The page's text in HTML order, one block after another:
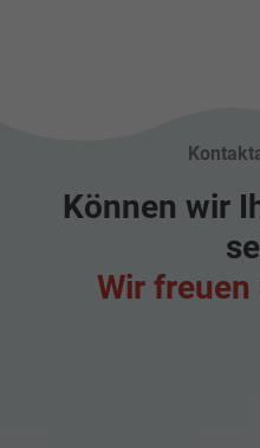
Können wir
Wir freuen